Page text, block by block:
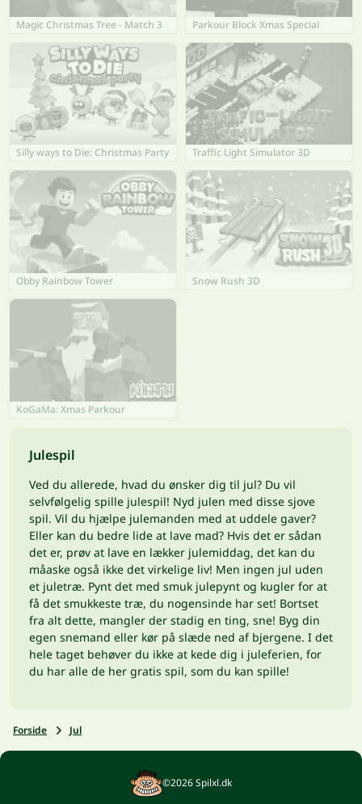
Magic Christmas Tree - Match 3 Parkour Block Xmas Special
Silly ways to Die: Christmas Party Traffic Light Simulator 3D
Obby Rainbow Tower Snow Rush 3D
KoGaMa: Xmas Parkour
Julespil
Ved du allerede, hvad du ønsker dig til jul? Du vil
selvfølgelig spille julespil! Nyd julen med disse sjove
spil. Vil du hjælpe julemanden med at uddele gaver?
Eller kan du bedre lide at lave mad? Hvis det er sådan
det er, prøv at lave en lækker julemiddag, det kan du
måaske også ikke det virkelige liv! Men ingen jul uden
et juletræ. Pynt det med smuk julepynt og kugler for at
få det smukkeste træ, du nogensinde har set! Bortset
fra alt dette, mangler der stadig en ting, sne! Byg din
egen snemand eller kør på slæde ned af bjergene. I det
hele taget behøver du ikke at kede dig i juleferien, for
du har alle de her gratis spil, som du kan spille!
Forside Jul
©2026 Spilxl.dk